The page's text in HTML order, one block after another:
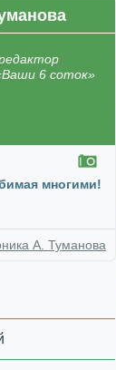
6 соток»
многими!
А. Туманова